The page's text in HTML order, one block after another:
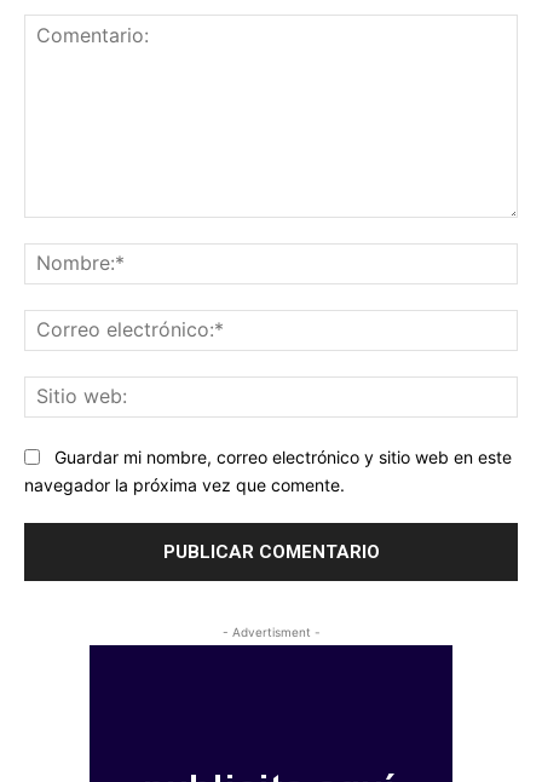
Guardar mi nombre, correo electrónico y sitio web en este
navegador la próxima vez que comente.
- Advertisment -